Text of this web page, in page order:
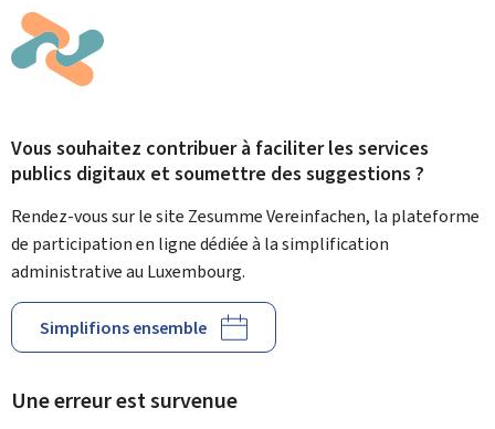
Vous souhaitez contribuer à faciliter les services
publics digitaux et soumettre des suggestions ?
Rendez-vous sur le site Zesumme Vereinfachen, la plateforme
de participation en ligne dédiée à la simplification
administrative au Luxembourg.
Simplifions ensemble
Une erreur est survenue